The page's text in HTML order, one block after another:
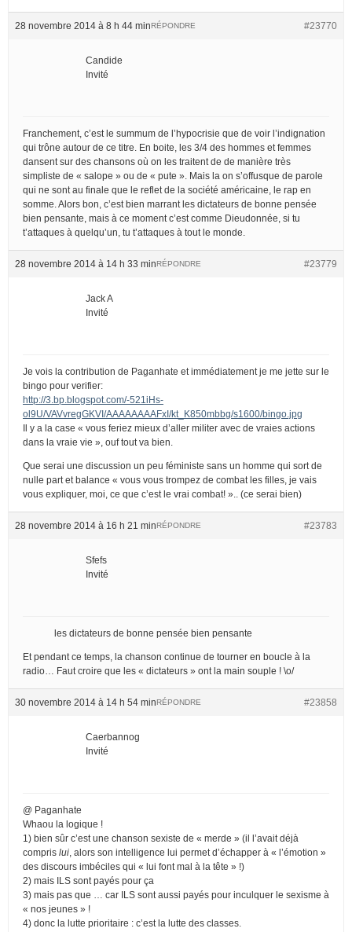
28 novembre 2014 à 8 h 44 min #23770
RÉPONDRE
Candide
Invité
Franchement, c’est le summum de l’hypocrisie que de voir l’indignation
qui trône autour de ce titre. En boite, les 3/4 des hommes et femmes
dansent sur des chansons où on les traitent de de manière très
simpliste de « salope » ou de « pute ». Mais la on s’offusque de parole
qui ne sont au finale que le reflet de la société américaine, le rap en
somme. Alors bon, c’est bien marrant les dictateurs de bonne pensée
bien pensante, mais à ce moment c’est comme Dieudonnée, si tu
t’attaques à quelqu’un, tu t’attaques à tout le monde.
28 novembre 2014 à 14 h 33 min #23779
RÉPONDRE
Jack A
Invité
Je vois la contribution de Paganhate et immédiatement je me jette sur le
bingo pour verifier:
http://3.bp.blogspot.com/-521iHs-
ol9U/VAVvregGKVI/AAAAAAAAFxI/kt_K850mbbg/s1600/bingo.jpg
Il y a la case « vous feriez mieux d’aller militer avec de vraies actions
dans la vraie vie », ouf tout va bien.
Que serai une discussion un peu féministe sans un homme qui sort de
nulle part et balance « vous vous trompez de combat les filles, je vais
vous expliquer, moi, ce que c’est le vrai combat! ».. (ce serai bien)
28 novembre 2014 à 16 h 21 min #23783
RÉPONDRE
Sfefs
Invité
les dictateurs de bonne pensée bien pensante
Et pendant ce temps, la chanson continue de tourner en boucle à la
radio… Faut croire que les « dictateurs » ont la main souple ! \o/
30 novembre 2014 à 14 h 54 min #23858
RÉPONDRE
Caerbannog
Invité
@ Paganhate
Whaou la logique !
1) bien sûr c’est une chanson sexiste de « merde » (il l’avait déjà
compris lui , alors son intelligence lui permet d’échapper à « l’émotion »
des discours imbéciles qui « lui font mal à la tête » !)
2) mais ILS sont payés pour ça
3) mais pas que … car ILS sont aussi payés pour inculquer le sexisme à
« nos jeunes » !
4) donc la lutte prioritaire : c’est la lutte des classes.